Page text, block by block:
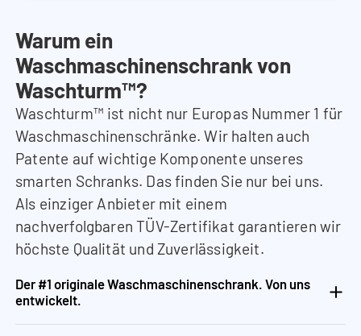
Warum ein
Waschmaschinenschrank von
Waschturm™?
Waschturm™ ist nicht nur Europas Nummer 1 für
Waschmaschinenschränke. Wir halten auch
Patente auf wichtige Komponente unseres
smarten Schranks. Das finden Sie nur bei uns.
Als einziger Anbieter mit einem
nachverfolgbaren TÜV-Zertifikat garantieren wir
höchste Qualität und Zuverlässigkeit.
Der #1 originale Waschmaschinenschrank. Von uns
entwickelt.